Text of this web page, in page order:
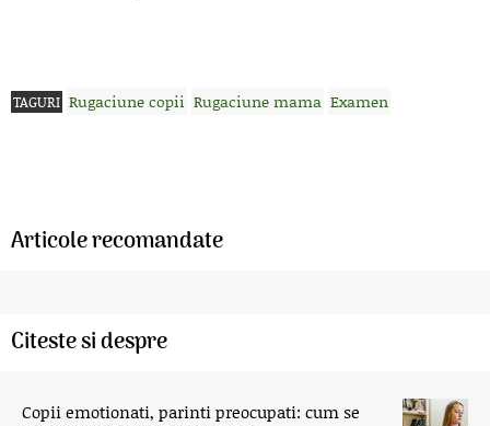
TAGURI Rugaciune copii Rugaciune mama Examen
Articole recomandate
Citeste si despre
Copii emotionati, parinti preocupati: cum se